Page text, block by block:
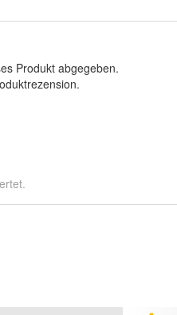
Produkt abgegeben.
.